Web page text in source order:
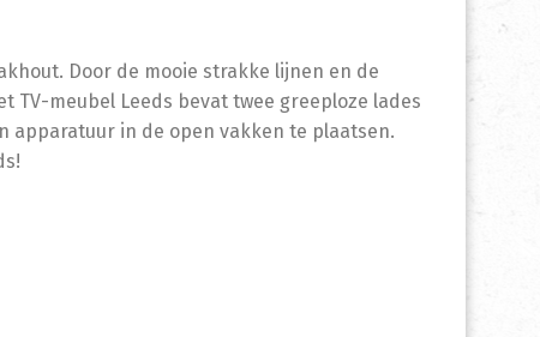
Door de mooie strakke lijnen en de
meubel Leeds bevat twee greeploze lades
apparatuur in de open vakken te plaatsen.